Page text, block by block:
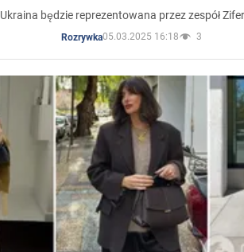
Ukraina będzie reprezentowana przez zespół
Rozrywka05.03.2025 16:18 3